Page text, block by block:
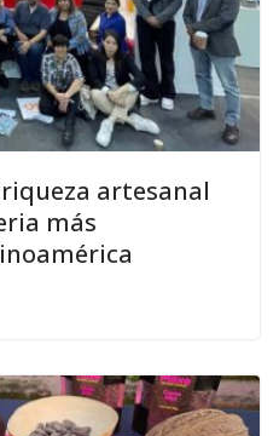
artesanal
más